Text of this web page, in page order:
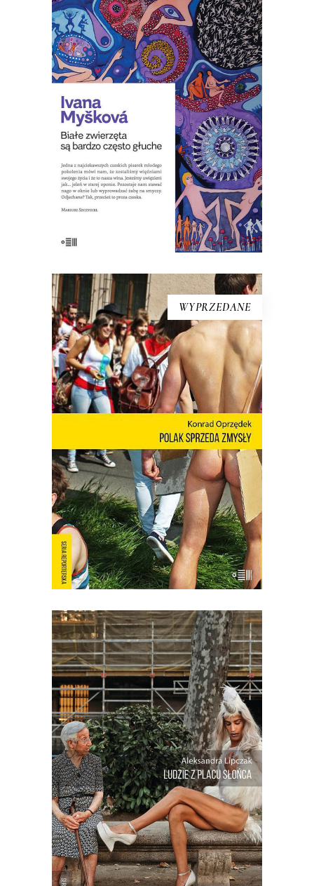
CZĘSTO GŁUCHE
To historie ludzi, którzy wydają się do
nas bardzo podobni, ale w pewnej chwili
robią coś zupełnie nieoczekiwanego.
Ludzi, którzy są uwięzieni w swoim
życiu jak… biały jeleń w starej oponie.
Ludzi, którzy stają nago w oknie, nie
znoszą świąt, […]
39.00zł 19.50zł
KSIĄŻKA DO KOSZYKA
WYPRZEDANE
[EBOOK] Konrad Oprzędek –
POLAK SPRZEDA ZMYSŁY
Mariusz Szczygieł o książce: Wreszcie
możemy zobaczyć siebie! Nie ma o
Polsce takich książek jak debiut Konrada
Oprzędka. Wariackich, ale pogodnych.
Smutnych, ale nie przygnębiających.
Moje pokolenie w połowie lat 80. żyło
podniecającym filmem
dokumentalnym „Oto Ameryka”.
Emitowany nocą w […]
[EBOOK] Aleksandra Lipczak –
LUDZIE Z PLACU SŁOŃCA
Franek Kanalarz – deweloper, który
postawił miasto pośrodku pustyni.
Susana, która zamówiła w banku
whoppera z serem, bo przestała się bać.
Manuel, który przez 30 lat nie wychodził
z domu. Pedro, syn obwoźnego
handlarza, który zamiast mówić “Nie ma
Boga, […]
39.00zł 19.50zł
KSIĄŻKA DO KOSZYKA